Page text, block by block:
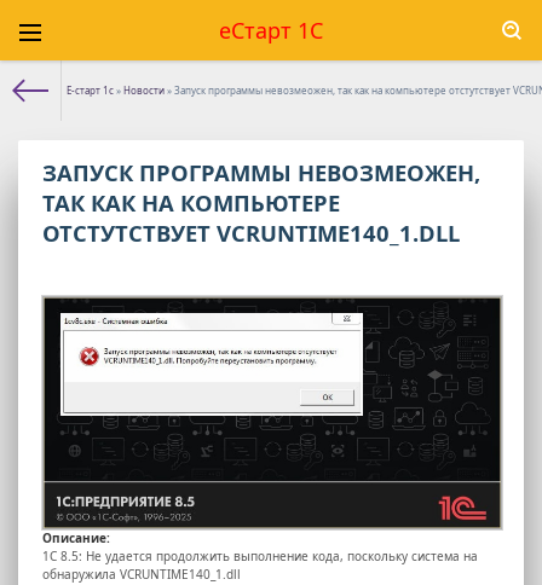
еСтарт 1С
Е-старт 1с»Новости» Запуск программы невозмеожен, так как на компьютере отстутствует
ЗАПУСК ПРОГРАММЫ НЕВОЗМЕОЖЕН,
ТАК КАК НА КОМПЬЮТЕРЕ
ОТСТУТСТВУЕТ VCRUNTIME140_1.DLL
Описание:
1С 8.5: Не удается продолжить выполнение кода, поскольку система на
обнаружила VCRUNTIME140_1.dll